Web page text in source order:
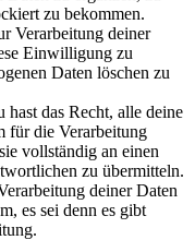
zu bekommen.
Verarbeitung deiner
Einwilligung zu
Daten löschen zu
das Recht, alle deine
für die Verarbeitung
vollständig an einen
zu übermitteln.
deiner Daten
es sei denn es gibt